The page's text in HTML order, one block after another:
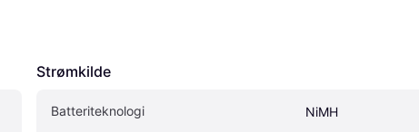
Strømkilde
Batteriteknologi NiMH